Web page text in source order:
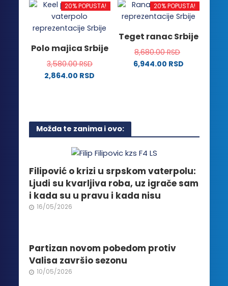
proizvoda. proizvoda.
ima
više
varijanti.
mogu
biti
izabrane
više
varijanti.
mogu
biti
izabrane
20% POPUSTA!
Polo majica Srbije
3,580.00RSD
2,864.00 RSD
više
varijanti.
Opcije
mogu
biti
izabrane
na
stranici
20% POPUSTA!
Teget ranac Srbije
8,680.00RSD
6,944.00 RSD
Možda te zanima i ovo:
Filipović o krizi u srpskom vaterpolu:
Ljudi su kvarljiva roba, uz igrače sam
i kada su u pravu i kada nisu
16/05/2026
Partizan novom pobedom protiv
Valisa završio sezonu
10/05/2026